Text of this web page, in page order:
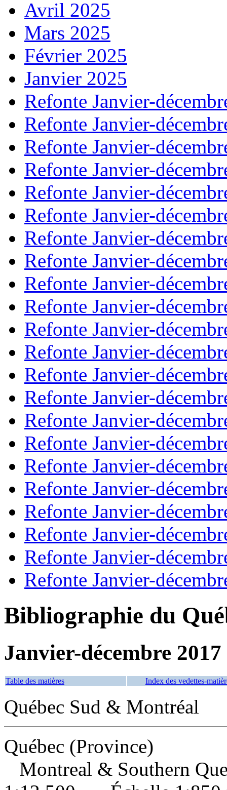
Avril 2025
Mars 2025
Février 2025
Janvier 2025
Refonte Janvier-
Refonte Janvier-
Refonte Janvier-
Refonte Janvier-
Refonte Janvier-
Refonte Janvier-
Refonte Janvier-
Refonte Janvier-
Refonte Janvier-
Refonte Janvier-
Refonte Janvier-
Refonte Janvier-
Refonte Janvier-
Refonte Janvier-
Refonte Janvier-
Refonte Janvier-
Refonte Janvier-
Refonte Janvier-
Refonte Janvier-
Refonte Janvier-
Refonte Janvier-
Refonte Janvier-
Bibliographie du
Janvier-décembre 2017
Table des matières Index des vedettes-
Québec Sud & Montréal
Québec (Province)
Montreal & Southern